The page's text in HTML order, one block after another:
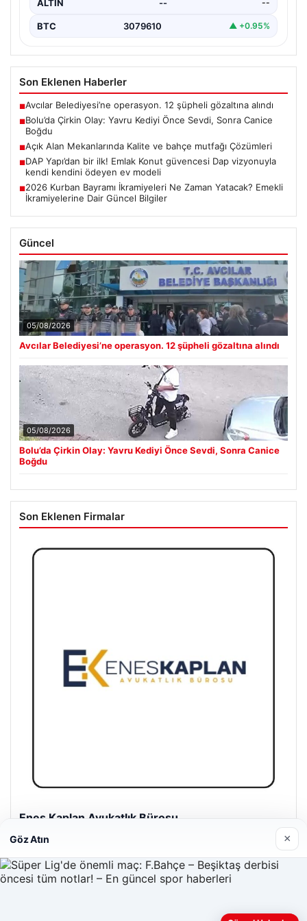
ALTIN -- --
BTC 3079610 ▲ +0.95%
Son Eklenen Haberler
■Avcılar Belediyesi’ne operasyon. 12 şüpheli gözaltına alındı
■Bolu’da Çirkin Olay: Yavru Kediyi Önce Sevdi, Sonra Canice
Boğdu
■Açık Alan Mekanlarında Kalite ve bahçe mutfağı Çözümleri
■DAP Yapı’dan bir ilk! Emlak Konut güvencesi Dap vizyonuyla
kendi kendini ödeyen ev modeli
■2026 Kurban Bayramı İkramiyeleri Ne Zaman Yatacak? Emekli
İkramiyelerine Dair Güncel Bilgiler
Güncel
05/08/2026
Avcılar Belediyesi’ne operasyon. 12 şüpheli gözaltına alındı
05/08/2026
Bolu’da Çirkin Olay: Yavru Kediyi Önce Sevdi, Sonra Canice
Boğdu
Son Eklenen Firmalar
Enes Kaplan Avukatlık Bürosu
28/04/2026
Göz Atın ×